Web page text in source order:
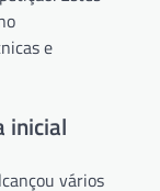
e
inicial
vários